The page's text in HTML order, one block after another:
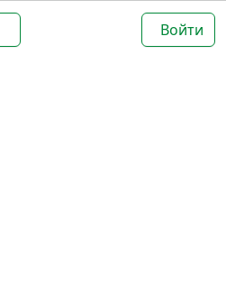
Войти